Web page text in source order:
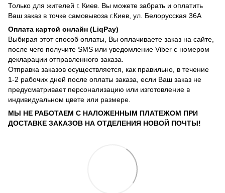
Только для жителей г. Киев. Вы можете забрать и оплатить
Ваш заказ в точке самовывоза г.Киев, ул. Белорусская 36А
Оплата картой онлайн (LiqPay)
Выбирая этот способ оплаты, Вы оплачиваете заказ на сайте,
после чего получите SMS или уведомление Viber с номером
декларации отправленного заказа.
Отправка заказов осуществляется, как правильно, в течение
1-2 рабочих дней после оплаты заказа, если Ваш заказ не
предусматривает персонализацию или изготовление в
индивидуальном цвете или размере.
МЫ НЕ РАБОТАЕМ С НАЛОЖЕННЫМ ПЛАТЕЖОМ ПРИ
ДОСТАВКЕ ЗАКАЗОВ НА ОТДЕЛЕНИЯ НОВОЙ ПОЧТЫ!